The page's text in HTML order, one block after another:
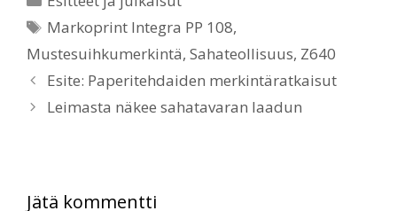
Markoprint Integra PP 108,
Mustesuihkumerkintä, Sahateollisuus, Z640
Esite: Paperitehdaiden merkintäratkaisut
Leimasta näkee sahatavaran laadun
Jätä kommentti